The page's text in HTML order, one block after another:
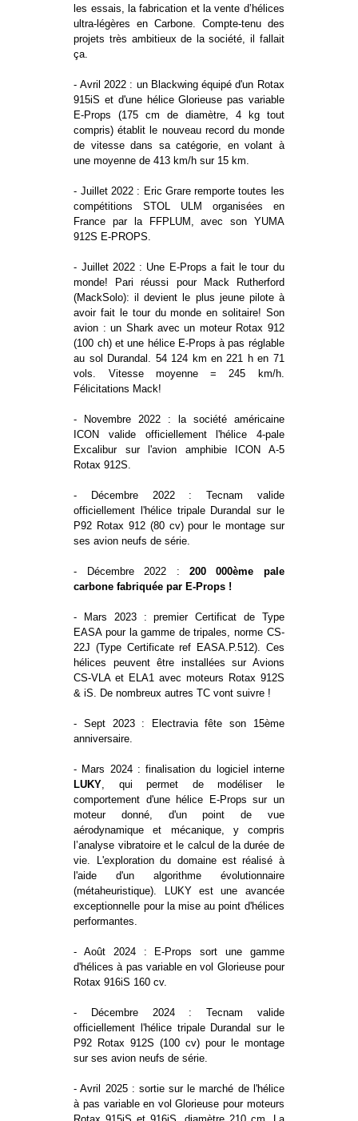
les essais, la fabrication et la vente d’hélices
ultra-légères en Carbone. Compte-tenu des
projets très ambitieux de la société, il fallait
ça.
- Avril 2022 : un Blackwing équipé d'un Rotax
915iS et d'une hélice Glorieuse pas variable
E-Props (175 cm de diamètre, 4 kg tout
compris) établit le nouveau record du monde
de vitesse dans sa catégorie, en volant à
une moyenne de 413 km/h sur 15 km.
- Juillet 2022 : Eric Grare remporte toutes les
compétitions STOL ULM organisées en
France par la FFPLUM, avec son YUMA
912S E-PROPS.
- Juillet 2022 : Une E-Props a fait le tour du
monde! Pari réussi pour Mack Rutherford
(MackSolo): il devient le plus jeune pilote à
avoir fait le tour du monde en solitaire! Son
avion : un Shark avec un moteur Rotax 912
(100 ch) et une hélice E-Props à pas réglable
au sol Durandal. 54 124 km en 221 h en 71
vols. Vitesse moyenne = 245 km/h.
Félicitations Mack!
- Novembre 2022 : la société américaine
ICON valide officiellement l'hélice 4-pale
Excalibur sur l'avion amphibie ICON A-5
Rotax 912S.
- Décembre 2022 : Tecnam valide
officiellement l'hélice tripale Durandal sur le
P92 Rotax 912 (80 cv) pour le montage sur
ses avion neufs de série.
- Décembre 2022 : 200 000ème pale
carbone fabriquée par E-Props !
- Mars 2023 : premier Certificat de Type
EASA pour la gamme de tripales, norme CS-
22J (Type Certificate ref EASA.P.512). Ces
hélices peuvent être installées sur Avions
CS-VLA et ELA1 avec moteurs Rotax 912S
& iS. De nombreux autres TC vont suivre !
- Sept 2023 : Electravia fête son 15ème
anniversaire.
- Mars 2024 : finalisation du logiciel interne
LUKY , qui permet de modéliser le
comportement d'une hélice E-Props sur un
moteur donné, d'un point de vue
aérodynamique et mécanique, y compris
l’analyse vibratoire et le calcul de la durée de
vie. L'exploration du domaine est réalisé à
l'aide d'un algorithme évolutionnaire
(métaheuristique). LUKY est une avancée
exceptionnelle pour la mise au point d'hélices
performantes.
- Août 2024 : E-Props sort une gamme
d'hélices à pas variable en vol Glorieuse pour
Rotax 916iS 160 cv.
- Décembre 2024 : Tecnam valide
officiellement l'hélice tripale Durandal sur le
P92 Rotax 912S (100 cv) pour le montage
sur ses avion neufs de série.
- Avril 2025 : sortie sur le marché de l'hélice
à pas variable en vol Glorieuse pour moteurs